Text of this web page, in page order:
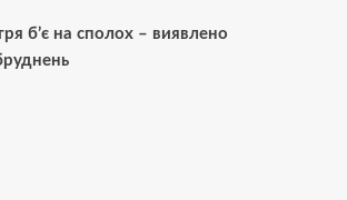
б’є на сполох – виявлено